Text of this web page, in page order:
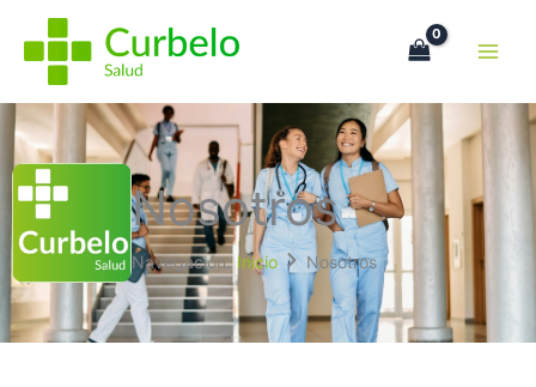
contenido
Nosotros
Navegación: Inicio Nosotros